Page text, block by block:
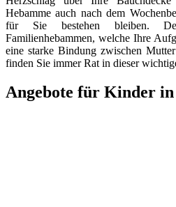
Hebamme auch nach dem
für Sie bestehen bleiben.
Familienhebammen, welche Ihre
eine starke Bindung zwischen
finden Sie immer Rat in dieser
Angebote für Kinder